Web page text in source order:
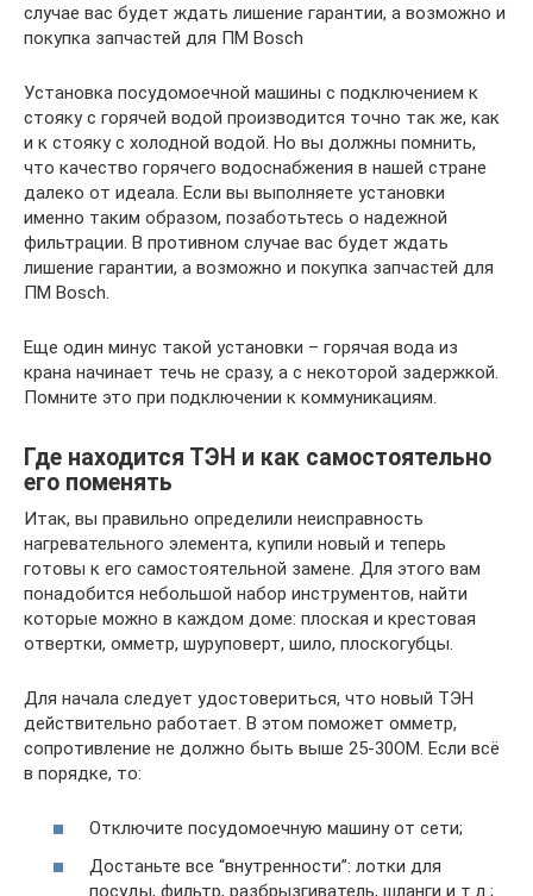
случае вас будет ждать лишение гарантии, а возможно и
покупка запчастей для ПМ Bosch
Установка посудомоечной машины с подключением к
стояку с горячей водой производится точно так же, как
и к стояку с холодной водой. Но вы должны помнить,
что качество горячего водоснабжения в нашей стране
далеко от идеала. Если вы выполняете установки
именно таким образом, позаботьтесь о надежной
фильтрации. В противном случае вас будет ждать
лишение гарантии, а возможно и покупка запчастей для
ПМ Bosch.
Еще один минус такой установки – горячая вода из
крана начинает течь не сразу, а с некоторой задержкой.
Помните это при подключении к коммуникациям.
Где находится ТЭН и как самостоятельно
его поменять
Итак, вы правильно определили неисправность
нагревательного элемента, купили новый и теперь
готовы к его самостоятельной замене. Для этого вам
понадобится небольшой набор инструментов, найти
которые можно в каждом доме: плоская и крестовая
отвертки, омметр, шуруповерт, шило, плоскогубцы.
Для начала следует удостовериться, что новый ТЭН
действительно работает. В этом поможет омметр,
сопротивление не должно быть выше 25-30ОМ. Если всё
в порядке, то:
Отключите посудомоечную машину от сети;
Достаньте все “внутренности”: лотки для
посуды, фильтр, разбрызгиватель, шланги и т.д.;